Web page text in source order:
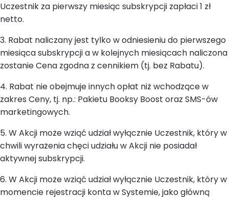
Uczestnik za pierwszy miesiąc subskrypcji zapłaci 1 zł
netto.
3. Rabat naliczany jest tylko w odniesieniu do pierwszego
miesiąca subskrypcji a w kolejnych miesiącach naliczona
zostanie Cena zgodna z cennikiem (tj. bez Rabatu).
4. Rabat nie obejmuje innych opłat niż wchodzące w
zakres Ceny, tj. np.: Pakietu Booksy Boost oraz SMS-ów
marketingowych.
5. W Akcji może wziąć udział wyłącznie Uczestnik, który w
chwili wyrażenia chęci udziału w Akcji nie posiadał
aktywnej subskrypcji.
6. W Akcji może wziąć udział wyłącznie Uczestnik, który w
momencie rejestracji konta w Systemie, jako główną